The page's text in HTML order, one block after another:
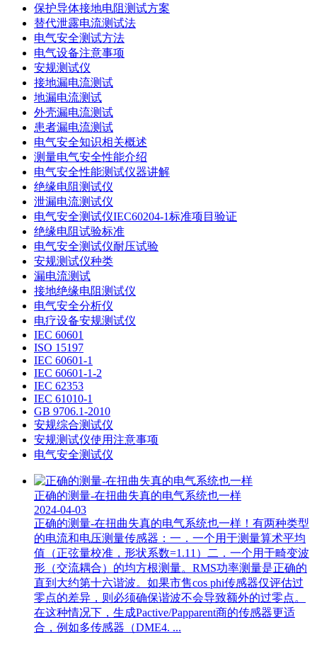
保护导体接地电阻测试方案
替代泄露电流测试法
电气安全测试方法
电气设备注意事项
安规测试仪
接地漏电流测试
地漏电流测试
外壳漏电流测试
患者漏电流测试
电气安全知识相关概述
测量电气安全性能介绍
电气安全性能测试仪器讲解
绝缘电阻测试仪
泄漏电流测试仪
电气安全测试仪IEC60204-1标准项目验证
绝缘电阻试验标准
电气安全测试仪耐压试验
安规测试仪种类
漏电流测试
接地绝缘电阻测试仪
电气安全分析仪
电疗设备安规测试仪
IEC 60601
ISO 15197
IEC 60601-1
IEC 60601-1-2
IEC 62353
IEC 61010-1
GB 9706.1-2010
安规综合测试仪
安规测试仪使用注意事项
电气安全测试仪
正确的测量-在扭曲失真的电气系统也一样
2024-04-03
正确的测量-在扭曲失真的电气系统也一样！有两种类型
的电流和电压测量传感器：一．一个用于测量算术平均
值（正弦量校准，形状系数=1.11）二．一个用于畸变波
形（交流耦合）的均方根测量。RMS功率测量是正确的
直到大约第十六谐波。如果市售cos phi传感器仅评估过
零点的差异，则必须确保谐波不会导致额外的过零点。
在这种情况下，生成Pactive/Papparent商的传感器更适
合，例如多传感器（DME4. ...